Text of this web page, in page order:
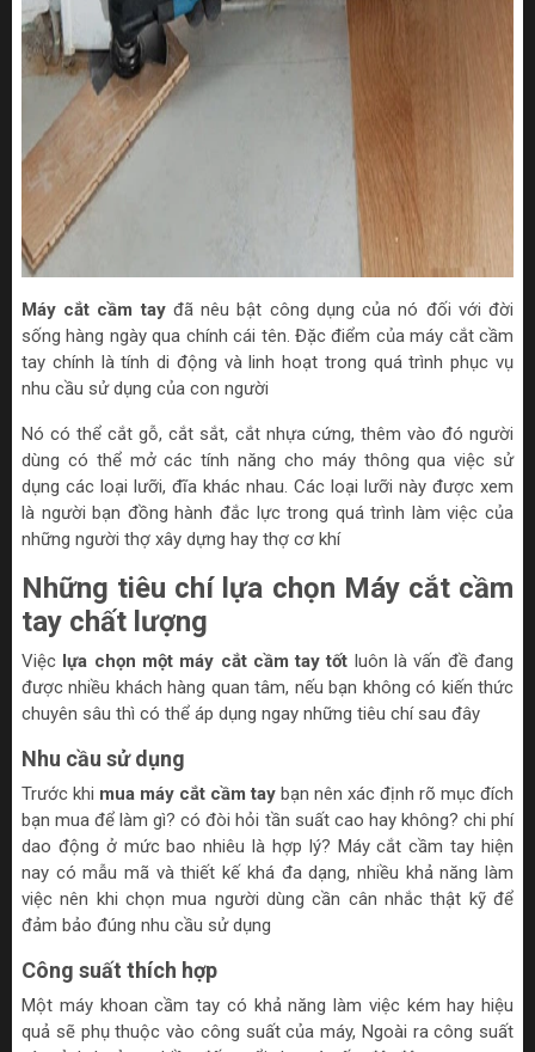
Máy cắt cầm tayđã nêu bật công dụng của nó đối với đời
sống hàng ngày qua chính cái tên. Đặc điểm của máy cắt cầm
tay chính là tính di động và linh hoạt trong quá trình phục vụ
nhu cầu sử dụng của con người
Nó có thể cắt gỗ, cắt sắt, cắt nhựa cứng, thêm vào đó người
dùng có thể mở các tính năng cho máy thông qua việc sử
dụng các loại lưỡi, đĩa khác nhau. Các loại lưỡi này được xem
là người bạn đồng hành đắc lực trong quá trình làm việc của
những người thợ xây dựng hay thợ cơ khí
Những tiêu chí lựa chọn Máy cắt cầm
tay chất lượng
Việc lựa chọn một máy cắt cầm tay tốt luôn là vấn đề đang
được nhiều khách hàng quan tâm, nếu bạn không có kiến thức
chuyên sâu thì có thể áp dụng ngay những tiêu chí sau đây
Nhu cầu sử dụng
Trước khi mua máy cắt cầm tay bạn nên xác định rõ mục đích
bạn mua để làm gì? có đòi hỏi tần suất cao hay không? chi phí
dao động ở mức bao nhiêu là hợp lý? Máy cắt cầm tay hiện
nay có mẫu mã và thiết kế khá đa dạng, nhiều khả năng làm
việc nên khi chọn mua người dùng cần cân nhắc thật kỹ để
đảm bảo đúng nhu cầu sử dụng
Công suất thích hợp
Một máy khoan cầm tay có khả năng làm việc kém hay hiệu
quả sẽ phụ thuộc vào công suất của máy, Ngoài ra công suất